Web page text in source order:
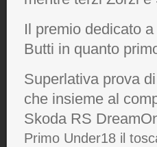
Il premio dedicato
Butti in quanto
Superlativa prova
che insieme al
Skoda RS
Primo Under18 il